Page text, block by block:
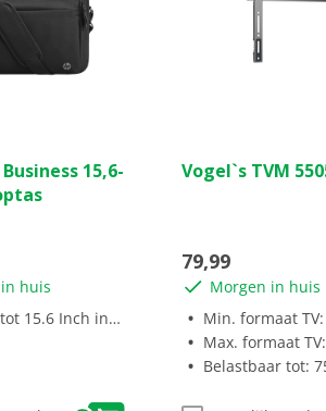
15,6-
huis
15.6 Inch inch
van
Vogel`s TVM
79,99
Morgen in huis
Min. formaat
Max. formaat
Belastbaar tot: